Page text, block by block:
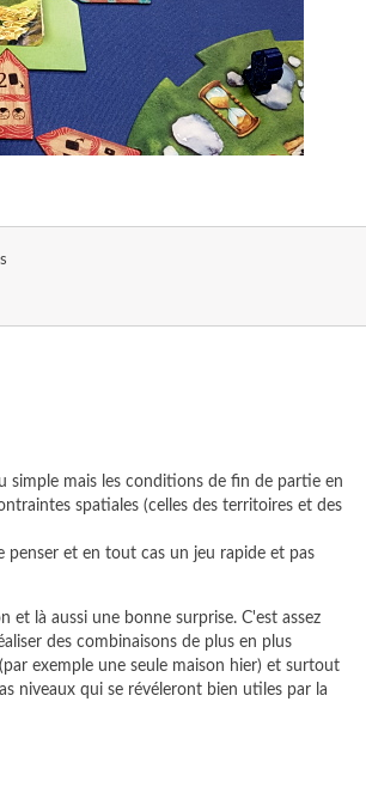
simple mais les conditions de fin de partie en
spatiales (celles des territoires et des
et en tout cas un jeu rapide et pas
là aussi une bonne surprise. C'est assez
des combinaisons de plus en plus
exemple une seule maison hier) et surtout
niveaux qui se révéleront bien utiles par la